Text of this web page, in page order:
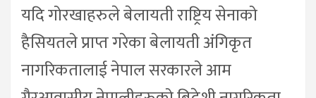
यदि गोरखाहरुले बेलायती राष्ट्रिय सेनाको
हैसियतले प्राप्त गरेका बेलायती अंगिकृत
नागरिकतालाई नेपाल सरकारले आम